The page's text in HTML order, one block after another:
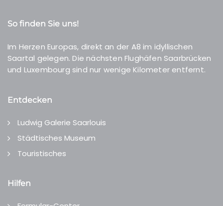
So finden Sie uns!
Im Herzen Europas, direkt an der A8 im idyllischen
Saartal gelegen. Die nächsten Flughäfen Saarbrücken
und Luxembourg sind nur wenige Kilometer entfernt.
Entdecken
Ludwig Galerie Saarlouis
Städtisches Museum
Touristisches
Hilfen